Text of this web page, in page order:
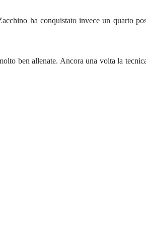
ha conquistato invece un quarto
ben allenate. Ancora una volta la